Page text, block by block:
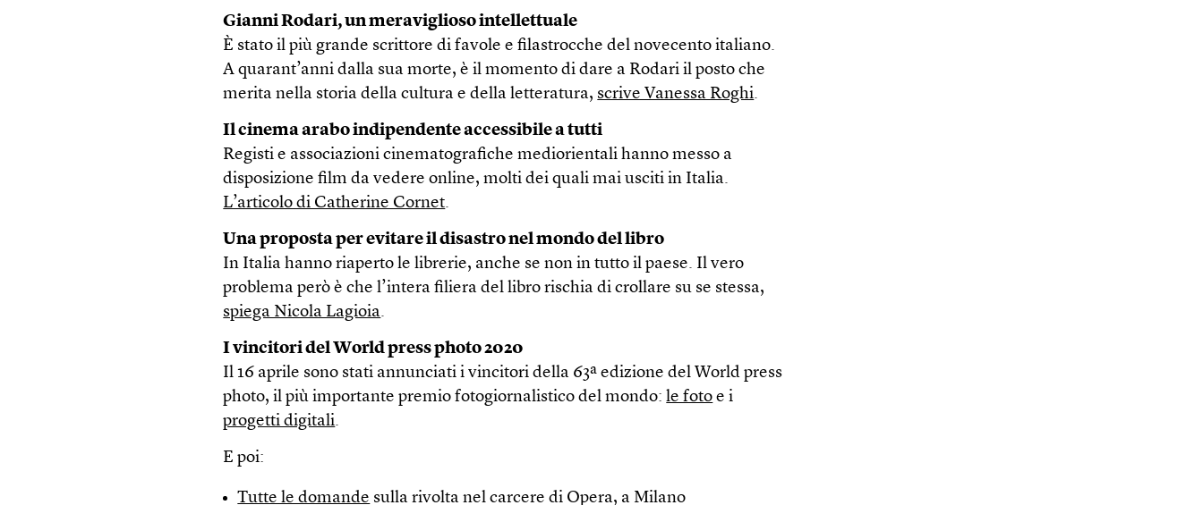
Gianni Rodari, un meraviglioso intellettuale
È stato il più grande scrittore di favole e filastrocche del novecento italiano.
A quarant’anni dalla sua morte, è il momento di dare a Rodari il posto che
merita nella storia della cultura e della letteratura, scrive Vanessa Roghi.
Il cinema arabo indipendente accessibile a tutti
Registi e associazioni cinematografiche mediorientali hanno messo a
disposizione film da vedere online, molti dei quali mai usciti in Italia.
L’articolo di Catherine Cornet.
Una proposta per evitare il disastro nel mondo del libro
In Italia hanno riaperto le librerie, anche se non in tutto il paese. Il vero
problema però è che l’intera filiera del libro rischia di crollare su se stessa,
spiega Nicola Lagioia.
I vincitori del World press photo 2020
Il 16 aprile sono stati annunciati i vincitori della 63ª edizione del World press
photo, il più importante premio fotogiornalistico del mondo:le foto e i
progetti digitali.
E poi:
Tutte le domande sulla rivolta nel carcere di Opera, a Milano